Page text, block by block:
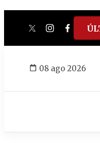
twitterinstagram
08 ago 2026